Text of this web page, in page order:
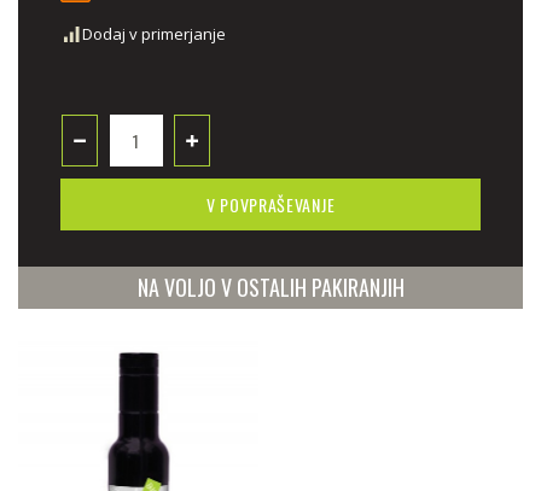
Dodaj v primerjanje
V POVPRAŠEVANJE
NA VOLJO V OSTALIH PAKIRANJIH